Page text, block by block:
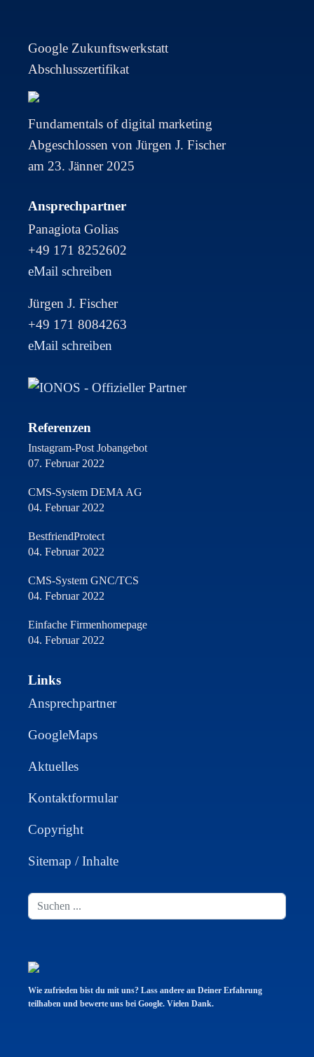
Google Zukunftswerkstatt
Abschlusszertifikat
Fundamentals of digital marketing
Abgeschlossen von Jürgen J. Fischer
am 23. Jänner 2025
Ansprechpartner
Panagiota Golias
+49 171 8252602
eMail schreiben
Jürgen J. Fischer
+49 171 8084263
eMail schreiben
Referenzen
Instagram-Post Jobangebot
07. Februar 2022
CMS-System DEMA AG
04. Februar 2022
BestfriendProtect
04. Februar 2022
CMS-System GNC/TCS
04. Februar 2022
Einfache Firmenhomepage
04. Februar 2022
Links
Ansprechpartner
GoogleMaps
Aktuelles
Kontaktformular
Copyright
Sitemap / Inhalte
Suchen
...
Wie zufrieden bist du mit uns? Lass andere an Deiner Erfahrung
teilhaben und bewerte uns bei Google. Vielen Dank.